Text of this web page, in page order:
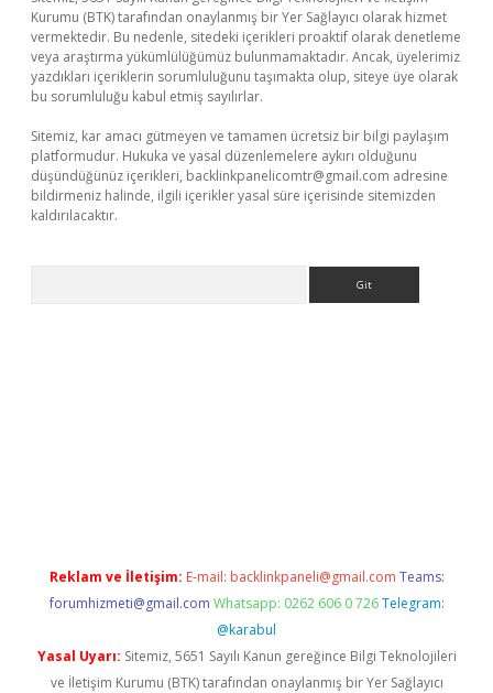
Kurumu (BTK) tarafından onaylanmış bir Yer Sağlayıcı olarak hizmet
vermektedir. Bu nedenle, sitedeki içerikleri proaktif olarak denetleme
veya araştırma yükümlülüğümüz bulunmamaktadır. Ancak, üyelerimiz
yazdıkları içeriklerin sorumluluğunu taşımakta olup, siteye üye olarak
bu sorumluluğu kabul etmiş sayılırlar.
Sitemiz, kar amacı gütmeyen ve tamamen ücretsiz bir bilgi paylaşım
platformudur. Hukuka ve yasal düzenlemelere aykırı olduğunu
düşündüğünüz içerikleri, backlinkpanelicomtr@gmail.com adresine
bildirmeniz halinde, ilgili içerikler yasal süre içerisinde sitemizden
kaldırılacaktır.
Reklam ve İletişim: E-mail: backlinkpaneli@gmail.com Teams:
forumhizmeti@gmail.com Whatsapp: 0262 606 0 726 Telegram:
@karabul
Yasal Uyarı: Sitemiz, 5651 Sayılı Kanun gereğince Bilgi Teknolojileri
ve İletişim Kurumu (BTK) tarafından onaylanmış bir Yer Sağlayıcı